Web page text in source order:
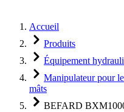
Accueil
Produits
Équipement
Manipulateur pour
mâts
BEFARD